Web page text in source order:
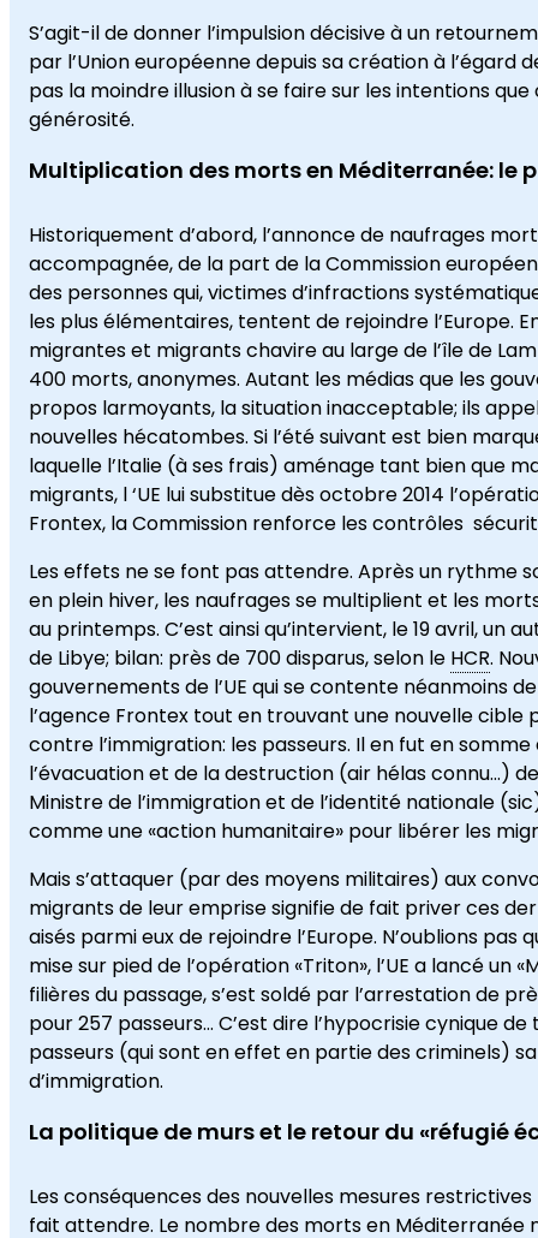
S’agit-il de donner l’impulsion décisive à un
par l’Union européenne depuis sa création à l’égard
pas la moindre illusion à se faire sur les intentions
générosité.
Multiplication des morts en Méditerranée: le
Historiquement d’abord, l’annonce de naufrages
accompagnée, de la part de la Commission
des personnes qui, victimes d’infractions
les plus élémentaires, tentent de rejoindre l’Europe.
migrantes et migrants chavire au large de l’île de
400 morts, anonymes. Autant les médias que les
propos larmoyants, la situation inacceptable; ils
nouvelles hécatombes. Si l’été suivant est bien
laquelle l’Italie (à ses frais) aménage tant bien que
migrants, l ‘UE lui substitue dès octobre 2014
Frontex, la Commission renforce les contrôles
Les effets ne se font pas attendre. Après un rythme
en plein hiver, les naufrages se multiplient et les
au printemps. C’est ainsi qu’intervient, le 19 avril, un
de Libye; bilan: près de 700 disparus, selon le HCR.
gouvernements de l’UE qui se contente néanmoins
l’agence Frontex tout en trouvant une nouvelle cible
contre l’immigration: les passeurs. Il en fut en
l’évacuation et de la destruction (air hélas connu…)
Ministre de l’immigration et de l’identité nationale
comme une «action humanitaire» pour libérer les
Mais s’attaquer (par des moyens militaires) aux
migrants de leur emprise signifie de fait priver ces
aisés parmi eux de rejoindre l’Europe. N’oublions
mise sur pied de l’opération «Triton», l’UE a lancé un
filières du passage, s’est soldé par l’arrestation de
pour 257 passeurs… C’est dire l’hypocrisie cynique
passeurs (qui sont en effet en partie des criminels)
d’immigration.
La politique de murs et le retour du «réfugié
Les conséquences des nouvelles mesures
fait attendre. Le nombre des morts en Méditerranée